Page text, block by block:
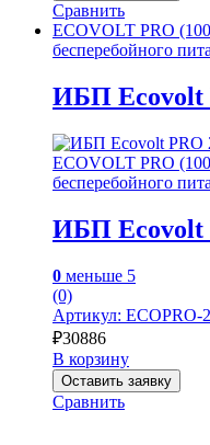
Сравнить
ECOVOLT PRO
бесперебойного
ИБП Ecovolt
ECOVOLT PRO
бесперебойного
ИБП Ecovolt
0 меньше 5
(0)
Артикул: ECOPRO-
₽30886
В корзину
Оставить заявку
Сравнить